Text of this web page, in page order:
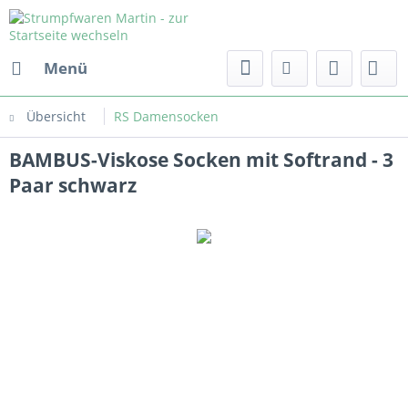
Menü
Übersicht RS Damensocken
BAMBUS-Viskose Socken mit Softrand - 3
Paar schwarz